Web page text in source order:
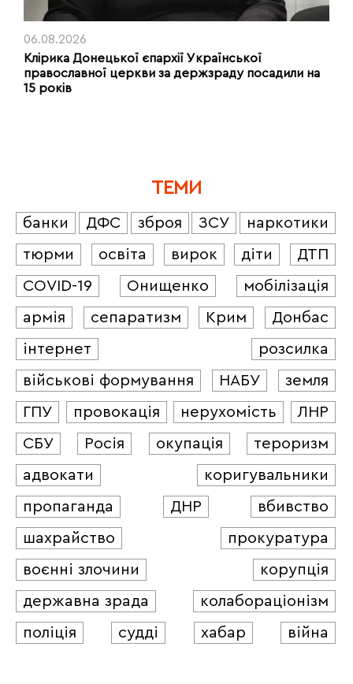
06.08.2026
Клірика Донецької єпархії Української
православної церкви за держзраду посадили на
15 років
ТЕМИ
банки ДФС зброя ЗСУ
наркотики
тюрми
освіта вирок діти
ДТП
COVID-19
Онищенко
мобілізація
армія
сепаратизм Крим
Донбас
інтернет
розсилка
військові формування
НАБУ
земля
ГПУ
провокація нерухомість
ЛНР
СБУ
Росія окупація
тероризм
адвокати
коригувальники
пропаганда
ДНР
вбивство
шахрайство
прокуратура
воєнні злочини
корупція
державна зрада
колабораціонізм
поліція
судді хабар війна